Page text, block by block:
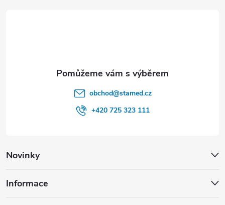
Novinky
Informace
obchod@stamed.cz
+420 725 323 111